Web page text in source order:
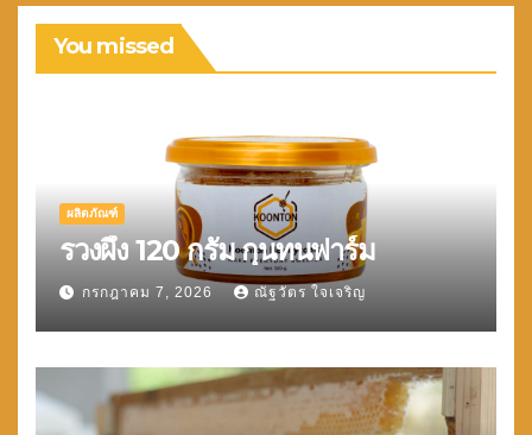
You missed
ผลิตภัณฑ์
รวงผึ้ง 120 กรัม กุนทนฟาร์ม
กรกฎาคม 7, 2026 ณัฐวัตร ใจเจริญ